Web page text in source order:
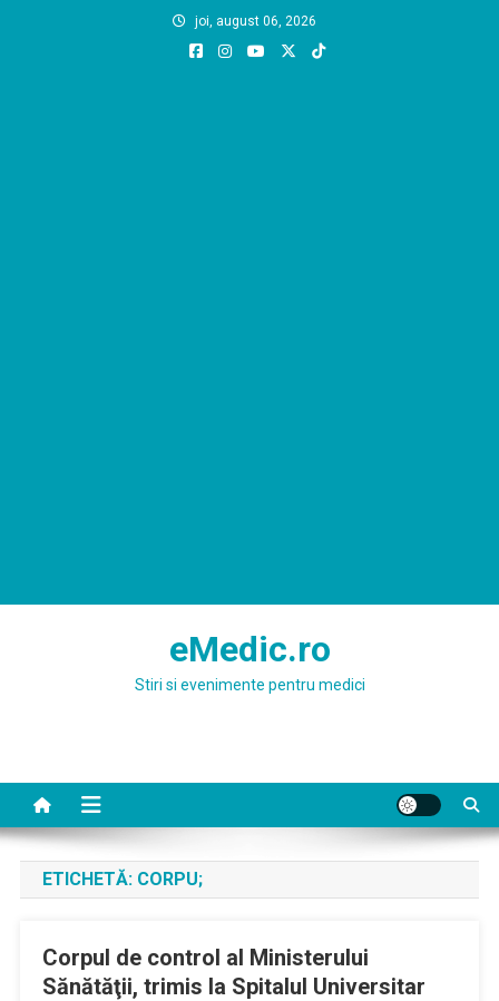
joi, august 06, 2026
eMedic.ro
Stiri si evenimente pentru medici
ETICHETĂ: CORPU;
Corpul de control al Ministerului
Sănătăţii, trimis la Spitalul Universitar